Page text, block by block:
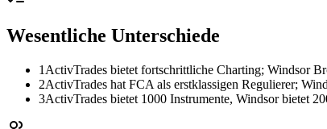
Wesentliche Unterschiede
1 ActivTrades bietet fortschrittliche Charting; Windsor
2ActivTrades hat FCA als erstklassigen Regulierer;
3ActivTrades bietet 1000 Instrumente, Windsor bietet